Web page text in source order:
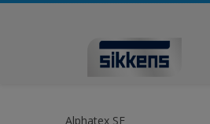
Alphatex SF